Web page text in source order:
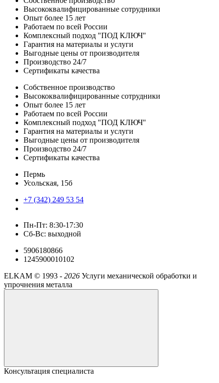
Высококвалифицированные сотрудники
Опыт более 15 лет
Работаем по всей России
Комплексный подход "ПОД КЛЮЧ"
Гарантия на материалы и услуги
Выгодные цены от производителя
Производство 24/7
Сертификаты качества
Собственное производство
Высококвалифицированные сотрудники
Опыт более 15 лет
Работаем по всей России
Комплексный подход "ПОД КЛЮЧ"
Гарантия на материалы и услуги
Выгодные цены от производителя
Производство 24/7
Сертификаты качества
Пермь
Усольская, 15б
+7 (342) 249 53 54
Пн-Пт: 8:30-17:30
Сб-Вс: выходной
5906180866
1245900010102
ELKAM © 1993 - 2026 Услуги механической обработки и
упрочнения металла
Консультация специалиста